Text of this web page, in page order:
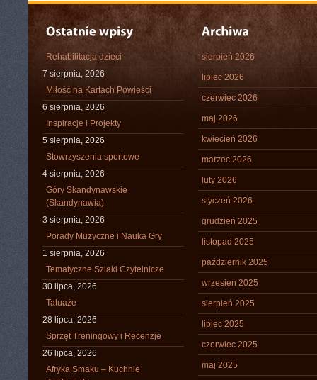
Rehabilitacja dzieci
7 sierpnia, 2026
Miłość na Kartach Powieści
6 sierpnia, 2026
Inspiracje i Projekty
5 sierpnia, 2026
Stowrzyszenia sportowe
4 sierpnia, 2026
Góry Skandynawskie
(Skandynawia)
3 sierpnia, 2026
Porady Muzyczne i Nauka Gry
1 sierpnia, 2026
Tematyczne Szlaki Czytelnicze
30 lipca, 2026
Tatuaże
28 lipca, 2026
Sprzęt Treningowy i Recenzje
26 lipca, 2026
Afryka Smaku – Kuchnie
sierpień 2026
lipiec 2026
czerwiec 2026
maj 2026
kwiecień 2026
marzec 2026
luty 2026
styczeń 2026
grudzień 2025
listopad 2025
październik 2025
wrzesień 2025
sierpień 2025
lipiec 2025
czerwiec 2025
maj 2025